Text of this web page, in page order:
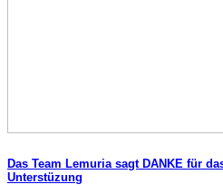
Das Team Lemuria sagt DANKE für
Unterstüzung